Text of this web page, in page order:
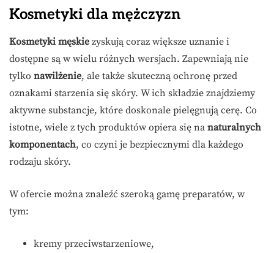
Kosmetyki dla mężczyzn
Kosmetyki męskie zyskują coraz większe uznanie i
dostępne są w wielu różnych wersjach. Zapewniają nie
tylko nawilżenie, ale także skuteczną ochronę przed
oznakami starzenia się skóry. W ich składzie znajdziemy
aktywne substancje, które doskonale pielęgnują cerę. Co
istotne, wiele z tych produktów opiera się na naturalnych
komponentach, co czyni je bezpiecznymi dla każdego
rodzaju skóry.
W ofercie można znaleźć szeroką gamę preparatów, w
tym:
kremy przeciwstarzeniowe,